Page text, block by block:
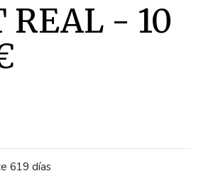
REAL - 10
619 días